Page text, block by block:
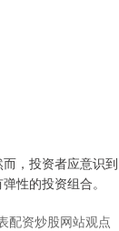
，投资者应意识到
性的投资组合。
配资炒股网站观点